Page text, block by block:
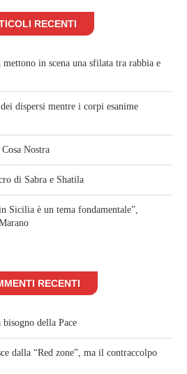
RECENTI
in scena una sfilata tra rabbia e
dispersi mentre i corpi esanime
Nostra
di Sabra e Shatila
Sicilia è un tema fondamentale”,
RECENTI
bisogno della Pace
dalla “Red zone”, ma il contraccolpo